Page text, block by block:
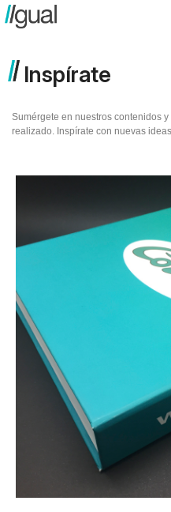
Inspírate
Sumérgete en nuestros contenidos
realizado. Inspírate con nuevas